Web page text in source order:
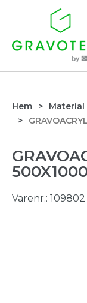
Hem Material
Varenr.: 109802